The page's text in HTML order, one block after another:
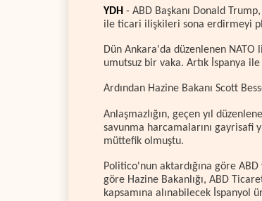
YDH - ABD Başkanı Donald
ile ticari ilişkileri sona erdirmeyi
Dün Ankara'da düzenlenen
umutsuz bir vaka. Artık İspanya
Ardından Hazine Bakanı Scott
Anlaşmazlığın, geçen yıl
savunma harcamalarını gayrisafi
müttefik olmuştu.
Politico'nun aktardığına göre
göre Hazine Bakanlığı, ABD
kapsamına alınabilecek İspanyol